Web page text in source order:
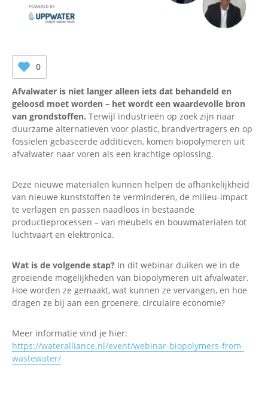
0
Afvalwater is niet langer alleen iets dat behandeld en
geloosd moet worden – het wordt een waardevolle bron
van grondstoffen. Terwijl industrieën op zoek zijn naar
duurzame alternatieven voor plastic, brandvertragers en op
fossielen gebaseerde additieven, komen biopolymeren uit
afvalwater naar voren als een krachtige oplossing.
Deze nieuwe materialen kunnen helpen de afhankelijkheid
van nieuwe kunststoffen te verminderen, de milieu-impact
te verlagen en passen naadloos in bestaande
productieprocessen – van meubels en bouwmaterialen tot
luchtvaart en elektronica.
Wat is de volgende stap? In dit webinar duiken we in de
groeiende mogelijkheden van biopolymeren uit afvalwater.
Hoe worden ze gemaakt, wat kunnen ze vervangen, en hoe
dragen ze bij aan een groenere, circulaire economie?
Meer informatie vind je hier:
https://wateralliance.nl/event/webinar-biopolymers-from-
wastewater/